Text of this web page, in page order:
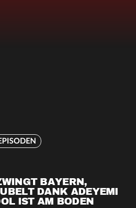
BAYERN,
DANK ADEYEMI
IST AM BODEN